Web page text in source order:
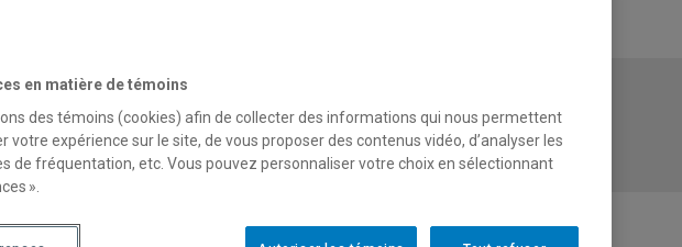
afficher les vidéos provenant de Youtube.
en matière de témoins
des témoins (cookies) afin de collecter des informations qui nous permettent
votre expérience sur le site, de vous proposer des contenus vidéo, d’analyser les
de fréquentation, etc. Vous pouvez personnaliser votre choix en sélectionnant
».